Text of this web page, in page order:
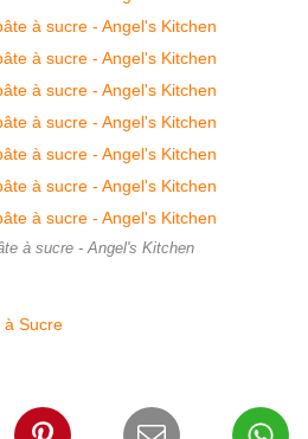
à sucre - Angel's Kitchen
à Sucre